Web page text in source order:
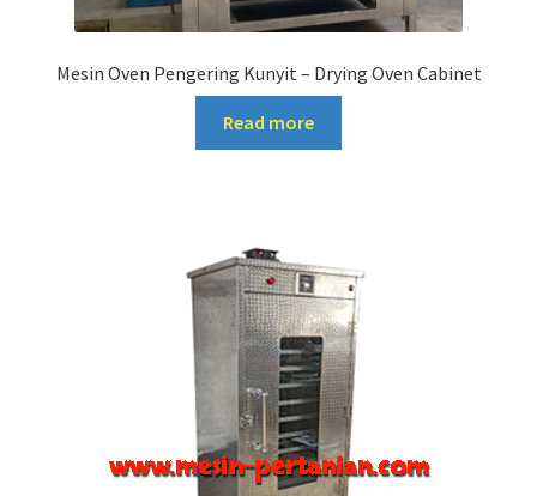
Mesin Oven Pengering Kunyit – Drying Oven Cabinet
Read more